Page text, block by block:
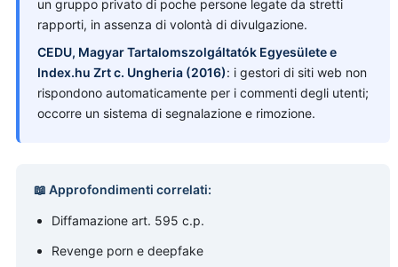
un gruppo privato di poche persone legate da stretti
rapporti, in assenza di volontà di divulgazione.
CEDU, Magyar Tartalomszolgáltatók Egyesülete e
Index.hu Zrt c. Ungheria (2016): i gestori di siti web non
rispondono automaticamente per i commenti degli utenti;
occorre un sistema di segnalazione e rimozione.
📖 Approfondimenti correlati:
Diffamazione art. 595 c.p.
Revenge porn e deepfake